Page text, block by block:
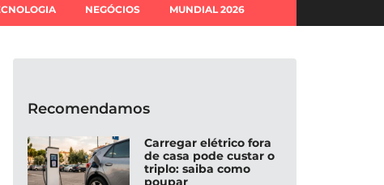
NEGÓCIOS MUNDIAL 2026
Recomendamos
Carregar elétrico fora
de casa pode custar o
triplo: saiba como
poupar